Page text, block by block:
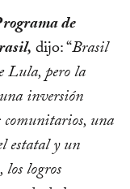
de
dijo: “Brasil
Lula, pero la
inversión
comunitarios, una
estatal y un
los logros